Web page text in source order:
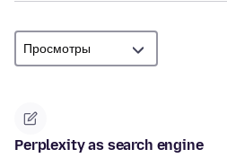
Perplexity as search engine